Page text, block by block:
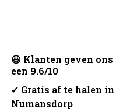
😃 Klanten geven ons
een 9.6/10
✔ Gratis af te halen in
Numansdorp